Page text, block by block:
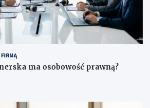
ma osobowość prawną?